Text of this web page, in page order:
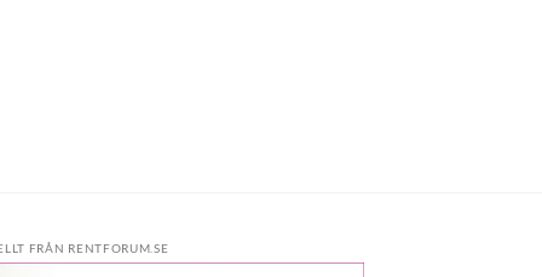
FRÅN RENTFORUM.SE